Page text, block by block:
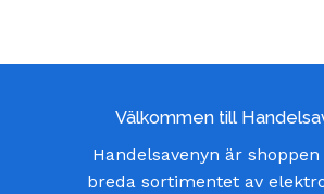
Välkommen till
Handelsavenyn är
breda sortimentet av